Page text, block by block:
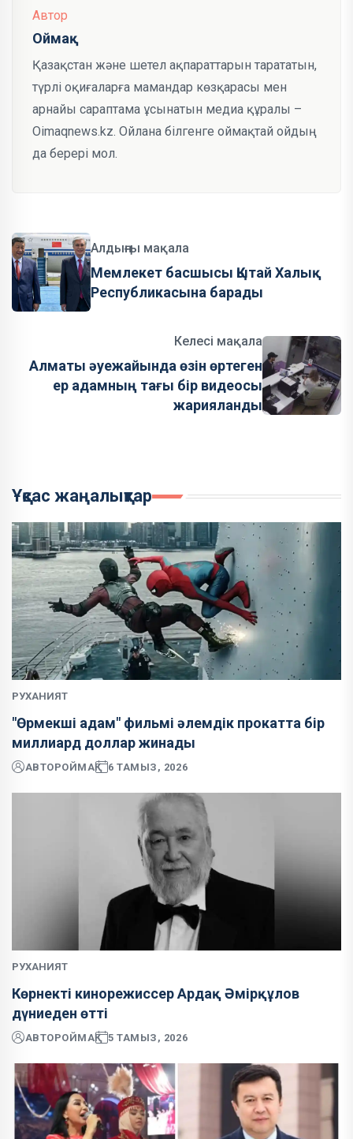
Автор
Оймақ
Қазақстан және шетел ақпараттарын тарататын,
түрлі оқиғаларға мамандар көзқарасы мен
арнайы сараптама ұсынатын медиа құралы –
Oimaqnews.kz. Ойлана білгенге оймақтай ойдың
да берері мол.
Алдыңғы мақала
Мемлекет басшысы Қытай Халық
Республикасына барады
Келесі мақала
Алматы әуежайында өзін өртеген
ер адамның тағы бір видеосы
жарияланды
Ұқсас жаңалықтар
РУХАНИЯТ
"Өрмекші адам" фильмі әлемдік прокатта бір
миллиард доллар жинады
АВТОРОЙМАҚ 6 ТАМЫЗ, 2026
РУХАНИЯТ
Көрнекті кинорежиссер Ардақ Әмірқұлов
дүниеден өтті
АВТОРОЙМАҚ 5 ТАМЫЗ, 2026